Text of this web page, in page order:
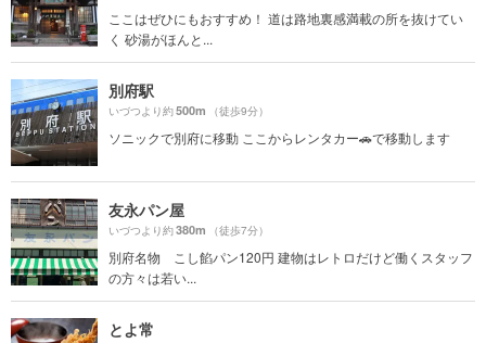
ここはぜひにもおすすめ！ 道は路地裏感満載の所を抜けてい
く 砂湯がほんと...
別府駅
いづつより約500m （徒歩9分）
ソニックで別府に移動 ここからレンタカー🚗で移動します
友永パン屋
いづつより約380m （徒歩7分）
別府名物 こし餡パン120円 建物はレトロだけど働くスタッフ
の方々は若い...
とよ常